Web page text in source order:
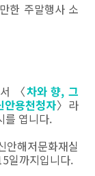
한 주말행사 소
〈차와 향, 그
용천청자〉라
를 엽니다.
안해저문화재실
일까지입니다.